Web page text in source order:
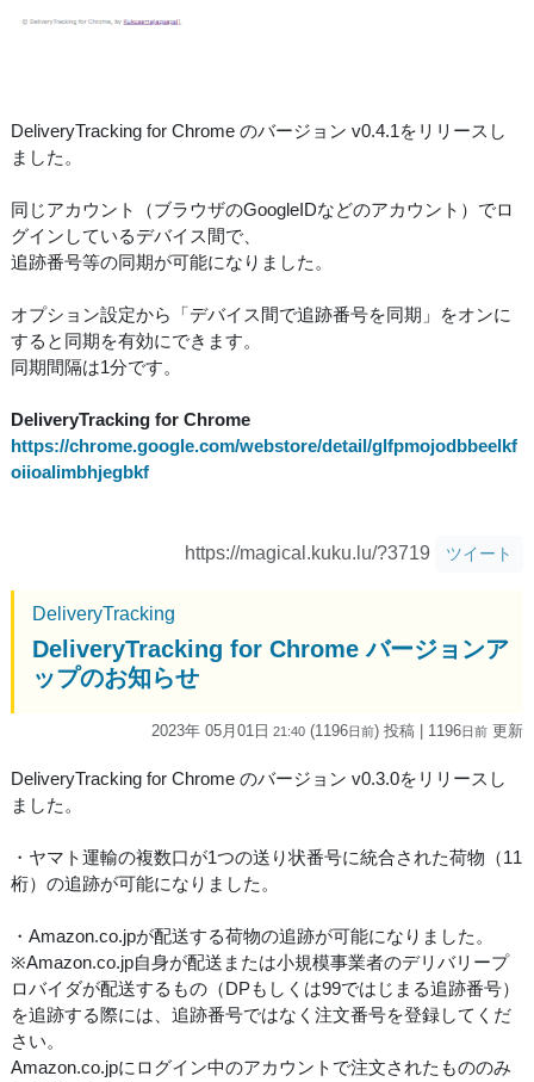
DeliveryTracking for Chrome のバージョン v0.4.1をリリースし
ました。
同じアカウント（ブラウザのGoogleIDなどのアカウント）でロ
グインしているデバイス間で、
追跡番号等の同期が可能になりました。
オプション設定から「デバイス間で追跡番号を同期」をオンに
すると同期を有効にできます。
同期間隔は1分です。
DeliveryTracking for Chrome
https://chrome.google.com/webstore/detail/glfpmojodbbeelkf
oiioalimbhjegbkf
https://magical.kuku.lu/?3719 ツイート
DeliveryTracking
DeliveryTracking for Chrome バージョンア
ップのお知らせ
2023年 05月01日 21:40 (1196日前) 投稿 | 1196日前 更新
DeliveryTracking for Chrome のバージョン v0.3.0をリリースし
ました。
・ヤマト運輸の複数口が1つの送り状番号に統合された荷物（11
桁）の追跡が可能になりました。
・Amazon.co.jpが配送する荷物の追跡が可能になりました。
※Amazon.co.jp自身が配送または小規模事業者のデリバリープ
ロバイダが配送するもの（DPもしくは99ではじまる追跡番号）
を追跡する際には、追跡番号ではなく注文番号を登録してくだ
さい。
Amazon.co.jpにログイン中のアカウントで注文されたもののみ